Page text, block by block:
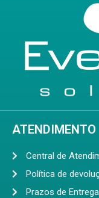
ATENDIMENTO
Central de
Política de
Prazos de Entrega